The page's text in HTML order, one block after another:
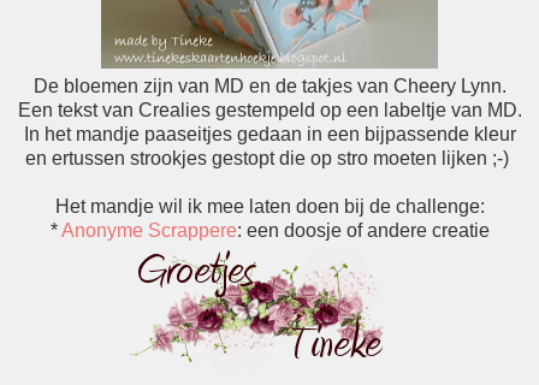
De bloemen zijn van MD en de takjes van Cheery Lynn.
Een tekst van Crealies gestempeld op een labeltje van MD.
In het mandje paaseitjes gedaan in een bijpassende kleur
en ertussen strookjes gestopt die op stro moeten lijken ;-)
Het mandje wil ik mee laten doen bij de challenge:
*Anonyme Scrappere: een doosje of andere creatie